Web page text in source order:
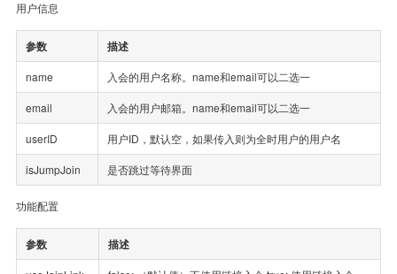
用户信息
参数 描述
name 入会的用户名称。name和email可以二选一
email 入会的用户邮箱。name和email可以二选一
userID 用户ID，默认空，如果传入则为全时用户的用户名
isJumpJoin 是否跳过等待界面
功能配置
参数 描述